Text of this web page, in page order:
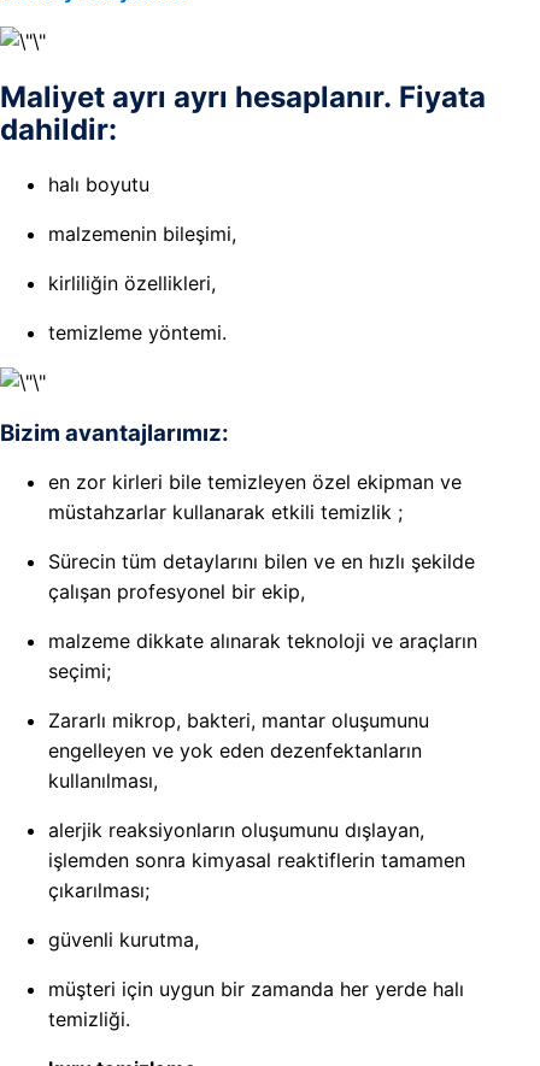
Maliyet ayrı ayrı hesaplanır. Fiyata
dahildir:
halı boyutu
malzemenin bileşimi,
kirliliğin özellikleri,
temizleme yöntemi.
Bizim avantajlarımız:
en zor kirleri bile temizleyen özel ekipman ve
müstahzarlar kullanarak etkili temizlik ;
Sürecin tüm detaylarını bilen ve en hızlı şekilde
çalışan profesyonel bir ekip,
malzeme dikkate alınarak teknoloji ve araçların
seçimi;
Zararlı mikrop, bakteri, mantar oluşumunu
engelleyen ve yok eden dezenfektanların
kullanılması,
alerjik reaksiyonların oluşumunu dışlayan,
işlemden sonra kimyasal reaktiflerin tamamen
çıkarılması;
güvenli kurutma,
müşteri için uygun bir zamanda her yerde halı
temizliği.